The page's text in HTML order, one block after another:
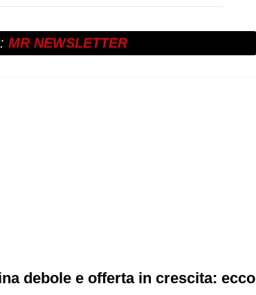
MR NEWSLETTER
debole e offerta in crescita: ecco